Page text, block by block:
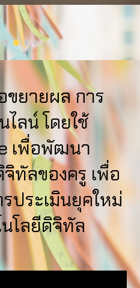
ขยายผล การ
ไลน์ โดยใช้
เพื่อพัฒนา
ทัลของครู เพื่อ
ประเมินยุคใหม่
นโลยีดิจิทัล